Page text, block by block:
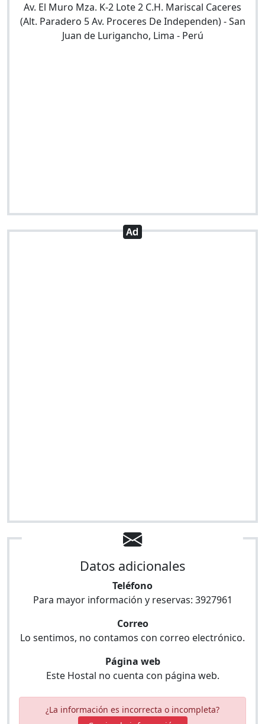
Av. El Muro Mza. K-2 Lote 2 C.H. Mariscal Caceres
(Alt. Paradero 5 Av. Proceres De Independen)-San
Juan de Lurigancho, Lima - Perú
Datos adicionales
Teléfono
Para mayor información y reservas: 3927961
Correo
Lo sentimos, no contamos con correo electrónico.
Página web
Este Hostal no cuenta con página web.
¿La información es incorrecta o incompleta?